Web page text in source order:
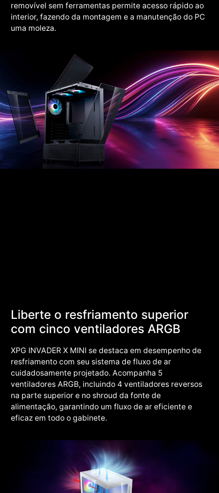
removível sem ferramentas permite acesso rápido ao
interior, fazendo da montagem e a manutenção do PC
uma moleza.
Liberte o resfriamento superior
com cinco ventiladores ARGB
XPG INVADER X MINI se destaca em desempenho de
resfriamento com seu sistema de fluxo de ar
cuidadosamente projetado. Acompanha 5
ventiladores ARGB, incluindo 4 ventiladores reversos
na parte superior e no shroud da fonte de
alimentação, garantindo um fluxo de ar eficiente e
eficaz em todo o gabinete.